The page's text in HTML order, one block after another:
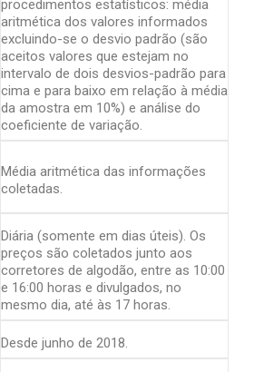
procedimentos estatísticos: média
aritmética dos valores informados
excluindo-se o desvio padrão (são
aceitos valores que estejam no
intervalo de dois desvios-padrão para
cima e para baixo em relação à média
da amostra em 10%) e análise do
coeficiente de variação.
Média aritmética das informações
coletadas.
Diária (somente em dias úteis). Os
preços são coletados junto aos
corretores de algodão, entre as 10:00
e 16:00 horas e divulgados, no
mesmo dia, até às 17 horas.
Desde junho de 2018.